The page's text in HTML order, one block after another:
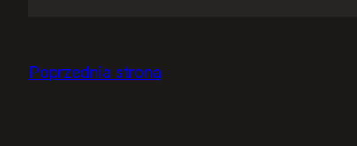
Poprzednia strona